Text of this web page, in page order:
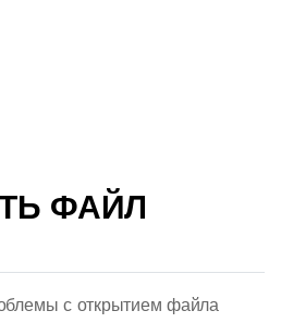
ФАЙЛ
с открытием файла